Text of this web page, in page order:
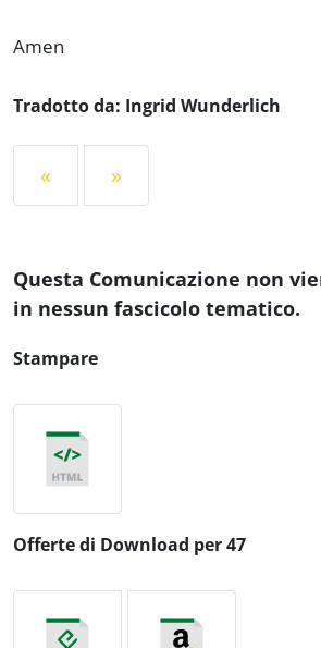
Amen
Tradotto da: Ingrid Wunderlich
« »
Questa Comunicazione non
in nessun fascicolo tematico.
Stampare
Offerte di Download per 47